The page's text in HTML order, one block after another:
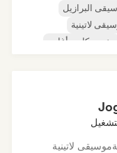
البرازيل
لاتينية
مغني وكاتب أغاني
موسيقى لاتينية